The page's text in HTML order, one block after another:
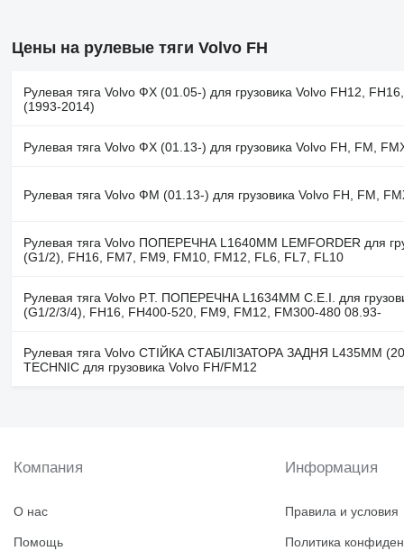
Цены на рулевые тяги Volvo FH
Рулевая тяга Volvo ФХ (01.05-) для грузовика Volvo FH12,
(1993-2014)
Рулевая тяга Volvo ФХ (01.13-) для грузовика Volvo FH, FM,
Рулевая тяга Volvo ФМ (01.13-) для грузовика Volvo FH, FM,
Рулевая тяга Volvo ПОПЕРЕЧНА L1640ММ LEMFORDER для
(G1/2), FH16, FM7, FM9, FM10, FM12, FL6, FL7, FL10
Рулевая тяга Volvo Р.Т. ПОПЕРЕЧНА L1634MM C.E.I. для
(G1/2/3/4), FH16, FH400-520, FM9, FM12, FM300-480 08.93-
Рулевая тяга Volvo СТІЙКА СТАБІЛІЗАТОРА ЗАДНЯ L435MM
TECHNIC для грузовика Volvo FH/FM12
Компания
О нас
Помощь
Информация
Правила и условия
Политика